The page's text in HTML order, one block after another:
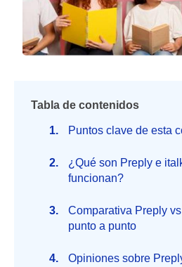
Tabla de contenidos
Puntos clave de esta
¿Qué son Preply e
funcionan?
Comparativa Preply
punto a punto
Opiniones sobre